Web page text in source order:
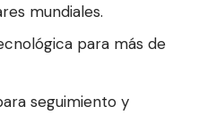
mundiales.
para más de
seguimiento y